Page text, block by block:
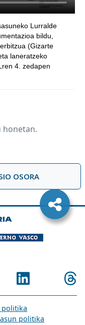
Lurralde
bildu,
(Gizarte
laneratzeko
4. zedapen
OSORA
politika
politika